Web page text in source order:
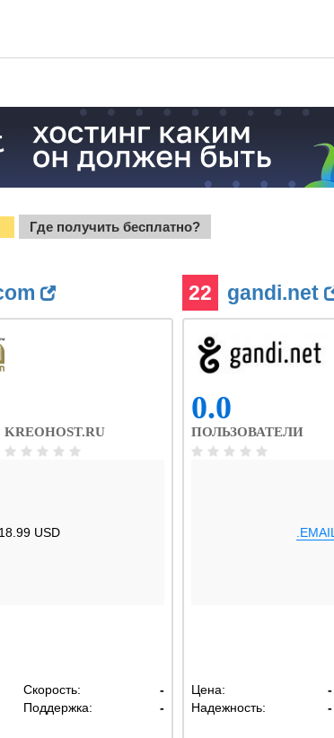
Где получить бесплатно?
KREOHOST.RU
18.99 USD
Скорость:
-
Поддержка: -
22 gandi.net
0.0
ПОЛЬЗОВАТЕЛИ
.EMAIL
Цена: -
Надежность:
-